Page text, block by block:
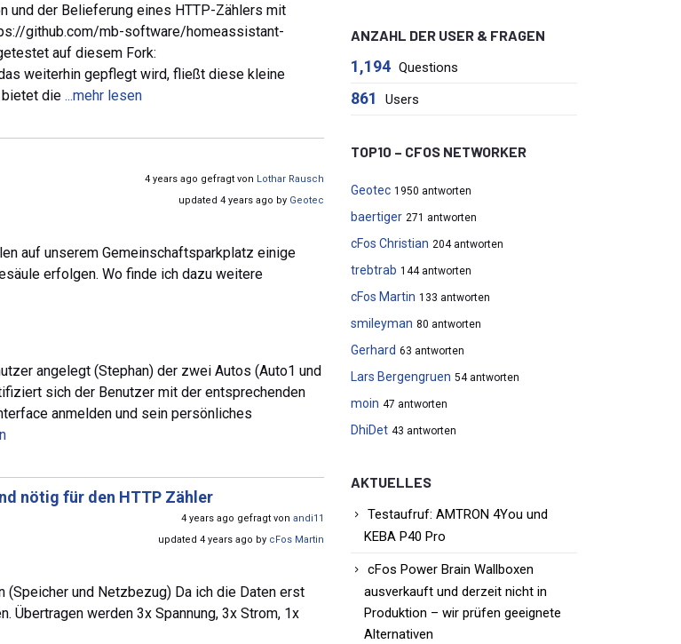
und der Belieferung eines HTTP-Zählers mit
github.com/mb-software/homeassistant-
auf diesem Fork:
weiterhin gepflegt wird, fließt diese kleine
bietet die ...mehr lesen
4 years ago gefragt von Lothar Rausch
updated 4 years ago by Geotec
auf unserem Gemeinschaftsparkplatz einige
erfolgen. Wo finde ich dazu weitere
angelegt (Stephan) der zwei Autos (Auto1 und
sich der Benutzer mit der entsprechenden
anmelden und sein persönliches
nötig für den HTTP Zähler
4 years ago gefragt von andi11
updated 4 years ago by cFos Martin
(Speicher und Netzbezug) Da ich die Daten erst
Übertragen werden 3x Spannung, 3x Strom, 1x
ANZAHL DER USER & FRAGEN
1,194 Questions
861 Users
TOP10 – CFOS NETWORKER
Geotec 1950 antworten
baertiger 271 antworten
cFos Christian 204 antworten
trebtrab 144 antworten
cFos Martin 133 antworten
smileyman 80 antworten
Gerhard 63 antworten
Lars Bergengruen 54 antworten
moin 47 antworten
DhiDet 43 antworten
AKTUELLES
Testaufruf: AMTRON 4You und
KEBA P40 Pro
cFos Power Brain Wallboxen
ausverkauft und derzeit nicht in
Produktion – wir prüfen geeignete
Alternativen